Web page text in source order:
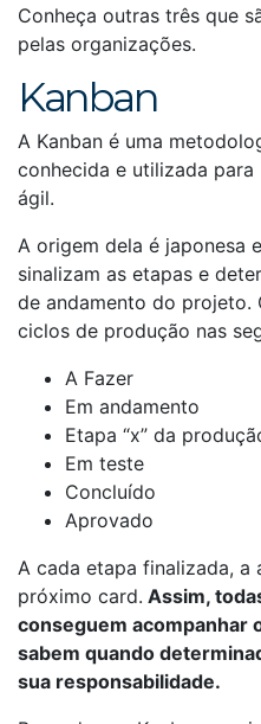
Conheça outras três que
pelas organizações.
Kanban
A Kanban é uma
conhecida e utilizada
ágil.
A origem dela é japonesa
sinalizam as etapas e
de andamento do projeto.
ciclos de produção nas
A Fazer
Em andamento
Etapa “x” da
Em teste
Concluído
Aprovado
A cada etapa finalizada, a
próximo card. Assim,
conseguem acompanhar
sabem quando
sua responsabilidade.